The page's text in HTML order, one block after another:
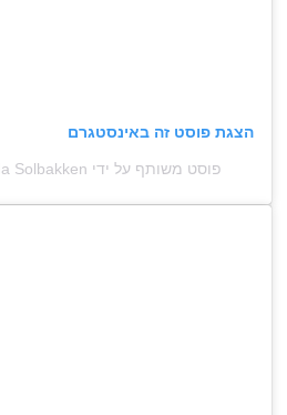
הצגת פוסט זה באינסטגרם
פוסט משותף על ידי ‏‎Ida Solbakken‎‏ (@‏‎ida_solbakken‎‏)